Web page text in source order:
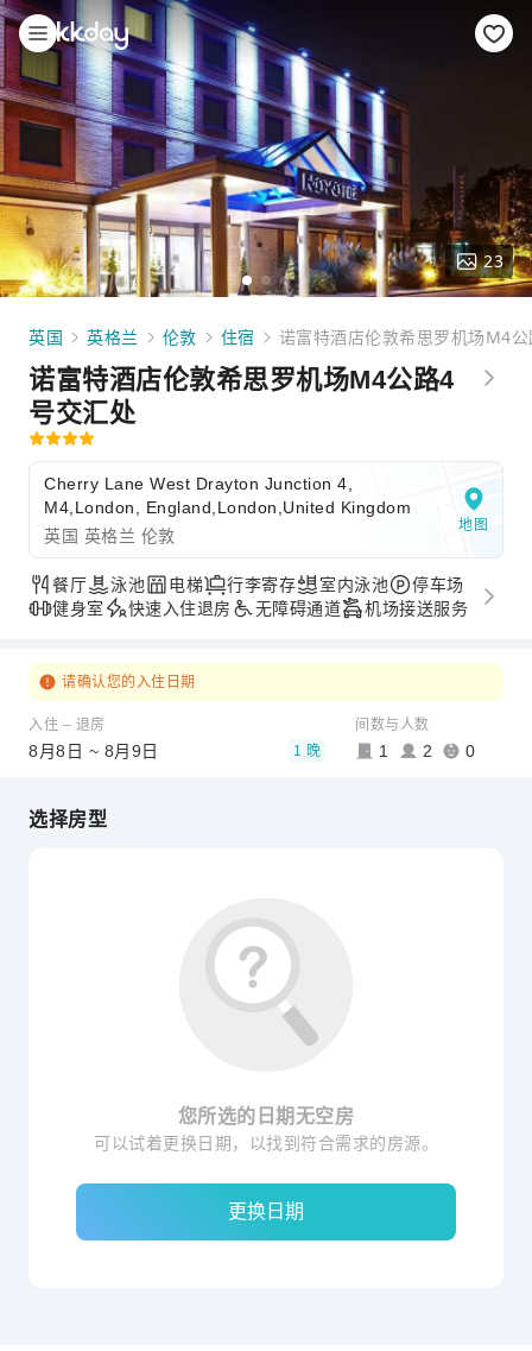
23
英国 英格兰 伦敦 住宿 诺富特酒店伦敦希思罗机场M4
诺富特酒店伦敦希思罗机场M4公路4
号交汇处
Cherry Lane West Drayton Junction 4,
M4,London, England,London,United Kingdom
英国 英格兰 伦敦
地图
餐厅 泳池 电梯 行李寄存 室内泳池
停车场
健身室
快速入住退房 无障碍通道 机场接送服务
请确认您的入住日期
入住 – 退房
8月8日 ~ 8月9日 1 晚
间数与人数
1 2 0
选择房型
您所选的日期无空房
可以试着更换日期，以找到符合需求的房源。
更换日期